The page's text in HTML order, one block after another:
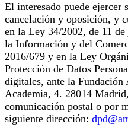
El interesado puede ejercer
cancelación y oposición, y
en la Ley 34/2002, de 11
la Información y del
2016/679 y en la Ley
Protección de Datos
digitales, ante la
Academia, 4. 28014
comunicación postal o por
siguiente dirección: